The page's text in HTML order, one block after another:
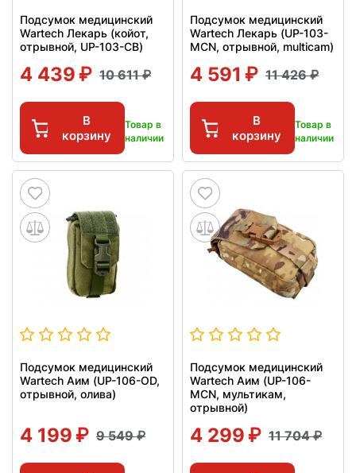
Подсумок медицинский
Wartech Лекарь (койот,
отрывной, UP-103-CB)
4 439 10 611
В
корзину
Товар в
наличии
Подсумок медицинский
Wartech Лекарь (UP-103-
MCN, отрывной, multicam)
4 591 11 426
В
корзину
Товар в
наличии
Подсумок медицинский
Wartech Аим (UP-106-OD,
отрывной, олива)
4 199 9 549
Подсумок медицинский
Wartech Аим (UP-106-
MCN, мультикам,
отрывной)
4 299 11 704